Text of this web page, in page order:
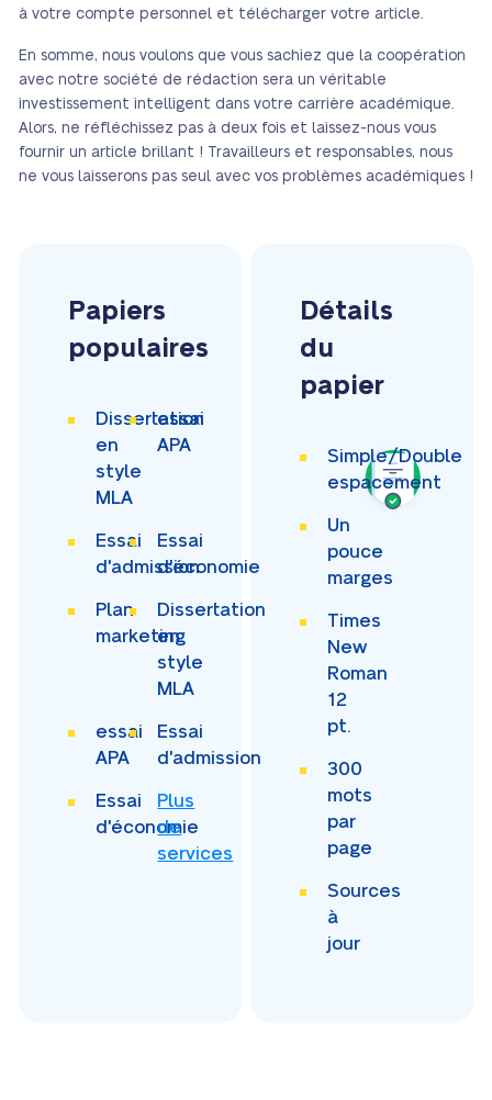
à votre compte personnel et télécharger votre article.
En somme, nous voulons que vous sachiez que la coopération
avec notre société de rédaction sera un véritable
investissement intelligent dans votre carrière académique.
Alors, ne réfléchissez pas à deux fois et laissez-nous vous
fournir un article brillant ! Travailleurs et responsables, nous
ne vous laisserons pas seul avec vos problèmes académiques !
Papiers
populaires
Dissertation
en
style
MLA
essai
APA
Essai
d'admission
Essai
d'économie
Plan
marketing
Dissertation
en
style
MLA
essai
APA
Essai
d'admission
Essai
d'économie
Plus
de
services
Détails
du
papier
Simple/Double
espacement
Un
pouce
marges
Times
New
Roman
12
pt.
300
mots
par
page
Sources
à
jour